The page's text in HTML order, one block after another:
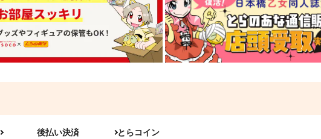
後払い決済 とらコイン